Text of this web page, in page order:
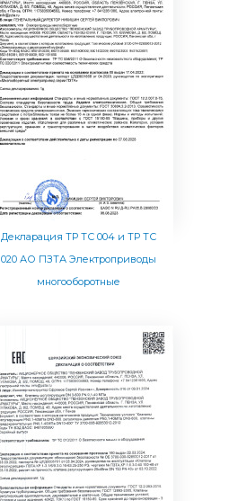
Декларация ТР ТС 004 и ТР ТС
020 АО ПЗТА Электроприводы
многооборотные